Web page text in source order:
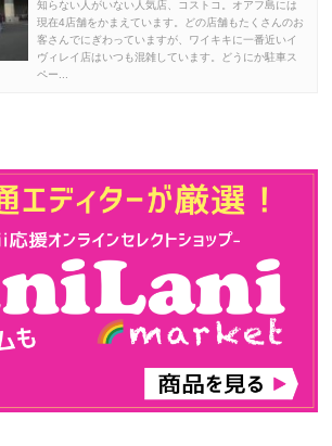
知らない人がいない人気店、コストコ。オアフ島には
現在4店舗をかまえています。どの店舗もたくさんのお
客さんでにぎわっていますが、ワイキキに一番近いイ
ヴィレイ店はいつも混雑しています。どうにか駐車ス
ペー...